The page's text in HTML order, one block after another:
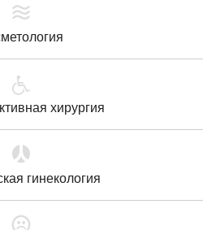
хирургия
гинекология